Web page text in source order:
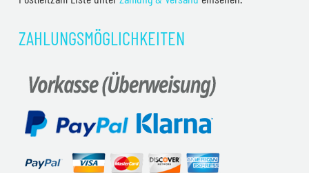
ZAHLUNGSMÖGLICHKEITEN